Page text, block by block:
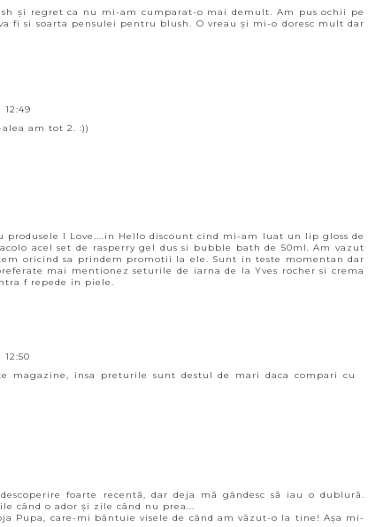
și regret ca nu mi-am cumparat-o mai demult. Am pus ochii pe
fi si soarta pensulei pentru blush. O vreau și mi-o doresc mult dar
12:49
am tot 2. :))
I Love....in Hello discount cind mi-am luat un lip gloss de
acel set de rasperry gel dus si bubble bath de 50ml. Am vazut
oricind sa prindem promotii la ele. Sunt in teste momentan dar
mai mentionez seturile de iarna de la Yves rocher si crema
f repede in piele.
magazine, insa preturile sunt destul de mari daca compari cu
foarte recentă, dar deja mă gândesc să iau o dublură.
când o ador și zile când nu prea...
Pupa, care-mi bântuie visele de când am văzut-o la tine! Așa mi-